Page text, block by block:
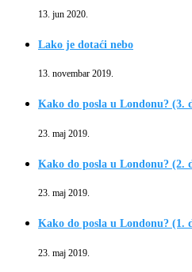
13. jun 2020.
Lako je dotaći nebo
13. novembar 2019.
Kako do posla u Londonu? (3.
23. maj 2019.
Kako do posla u Londonu? (2.
23. maj 2019.
Kako do posla u Londonu? (1.
23. maj 2019.